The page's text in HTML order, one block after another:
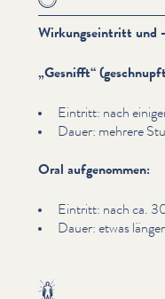
Wirkungseintritt und
„Gesnifft“
Eintritt: nach
Dauer: mehrere
Oral aufgenommen:
Eintritt: nach ca.
Dauer: etwas